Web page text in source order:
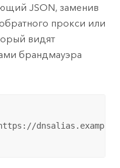
JSON, заменив
прокси или
видят
брандмауэра